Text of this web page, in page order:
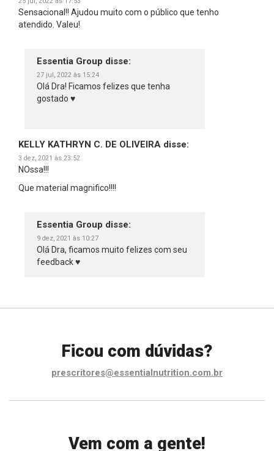
Sensacional!! Ajudou muito com o público que tenho
atendido. Valeu!
Essentia Group disse:
27 jul, 2022 às 15:24
Olá Dra! Ficamos felizes que tenha
gostado ♥
KELLY KATHRYN C. DE OLIVEIRA disse:
3 dez, 2021 às 23:52
NOssa!!!
Que material magnifico!!!!
Essentia Group disse:
9 dez, 2021 às 10:27
Olá Dra, ficamos muito felizes com seu
feedback ♥
Ficou com dúvidas?
prescritores@essentialnutrition.com.br
Vem com a gente!